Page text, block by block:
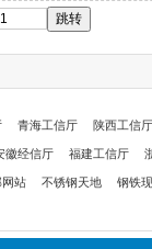
青海工信厅 陕西工信厅
徽经信厅 福建工信厅
网站 不锈钢天地 钢铁